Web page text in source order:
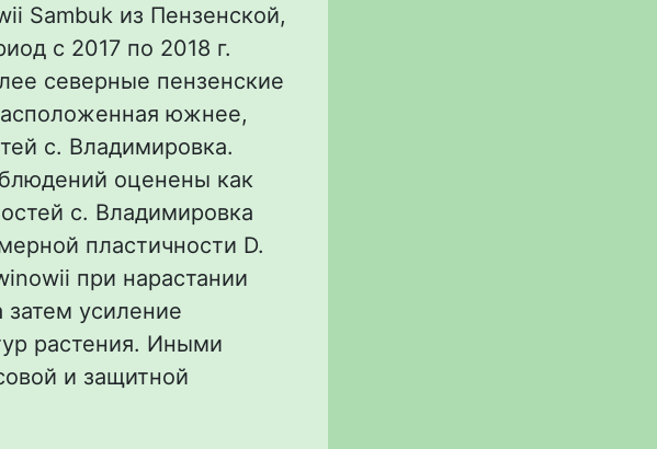
Sambuk из Пензенской,
с 2017 по 2018 г.
северные пензенские
южнее,
с. Владимировка.
оценены как
с. Владимировка
пластичности D.
при нарастании
затем усиление
растения. Иными
и защитной